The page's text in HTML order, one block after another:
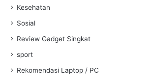
Kesehatan
Sosial
Review Gadget Singkat
sport
Rekomendasi Laptop / PC